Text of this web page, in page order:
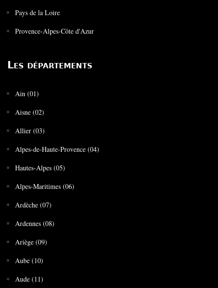
Pays de la Loire
Provence-Alpes-Côte d'Azur
Les départements
Ain (01)
Aisne (02)
Allier (03)
Alpes-de-Haute-Provence (04)
Hautes-Alpes (05)
Alpes-Maritimes (06)
Ardèche (07)
Ardennes (08)
Ariège (09)
Aube (10)
Aude (11)